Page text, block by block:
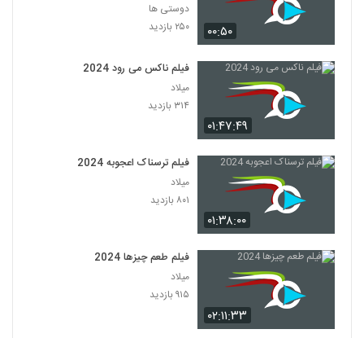
۰۰:۵۰
دوستی ها
۲۵۰ بازدید
۰۱:۴۷:۴۹
فیلم ناکس می رود 2024
میلاد
۳۱۴ بازدید
۰۱:۳۸:۰۰
فیلم ترسناک اعجوبه 2024
میلاد
۸۰۱ بازدید
۰۲:۱۱:۳۳
فیلم طعم چیزها 2024
میلاد
۹۱۵ بازدید